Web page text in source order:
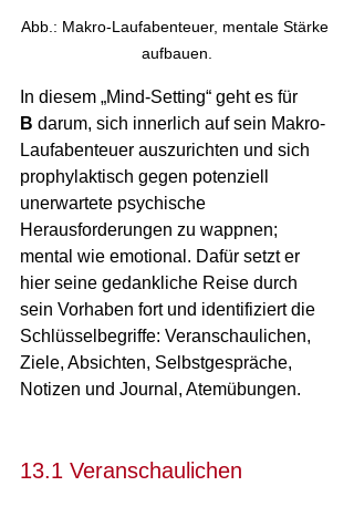
Abb.: Makro-Laufabenteuer, mentale Stärke
aufbauen.
In diesem „Mind-Setting“ geht es für
B darum, sich innerlich auf sein Makro-
Laufabenteuer auszurichten und sich
prophylaktisch gegen potenziell
unerwartete psychische
Herausforderungen zu wappnen;
mental wie emotional. Dafür setzt er
hier seine gedankliche Reise durch
sein Vorhaben fort und identifiziert die
Schlüsselbegriffe: Veranschaulichen,
Ziele, Absichten, Selbstgespräche,
Notizen und Journal, Atemübungen.
13.1 Veranschaulichen